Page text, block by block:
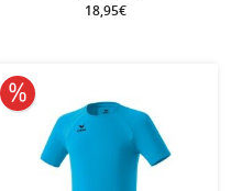
18,95€
10% reduziert